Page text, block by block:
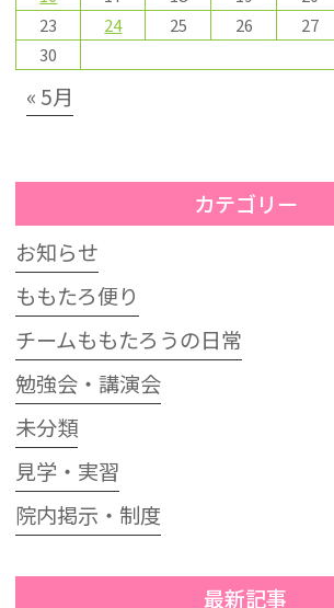
23
24 25 26 27
30
« 5月
カテゴリー
お知らせ
ももたろ便り
チームももたろうの日常
勉強会・講演会
未分類
見学・実習
院内掲示・制度
最新記事